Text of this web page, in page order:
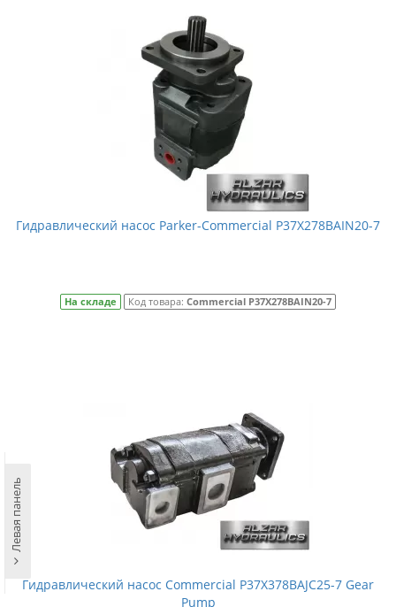
Гидравлический насос Parker-Commercial P37X278BAIN20-7
На складе Код товара: Commercial P37X278BAIN20-7
Гидравлический насос Commercial P37X378BAJC25-7 Gear
Pump
Левая панель